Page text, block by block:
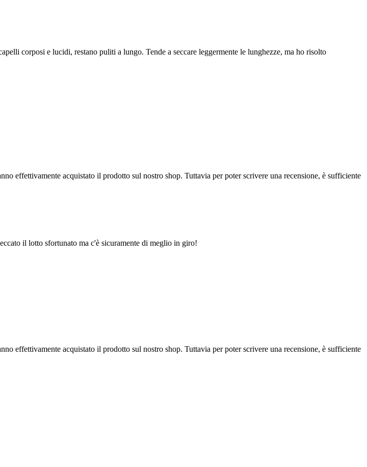
corposi e lucidi, restano puliti a lungo. Tende a seccare leggermente le lunghezze, ma ho risolto
effettivamente acquistato il prodotto sul nostro shop. Tuttavia per poter scrivere una recensione, è sufficiente
il lotto sfortunato ma c'è sicuramente di meglio in giro!
effettivamente acquistato il prodotto sul nostro shop. Tuttavia per poter scrivere una recensione, è sufficiente